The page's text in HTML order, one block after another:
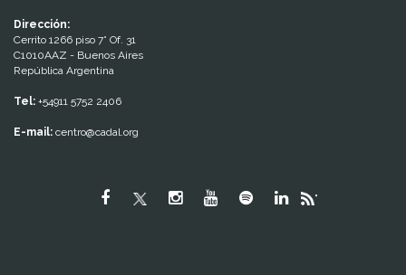
Dirección:
Cerrito 1266 piso 7° Of. 31
C1010AAZ - Buenos Aires
República Argentina
Tel: +54911 5752 2406
E-mail: centro@cadal.org
"